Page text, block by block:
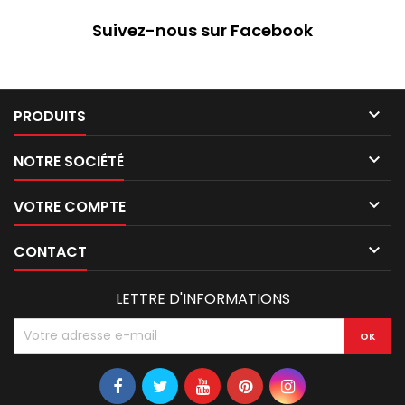
Suivez-nous sur Facebook
PRODUITS 
NOTRE SOCIÉTÉ 
VOTRE COMPTE 
CONTACT 
LETTRE D'INFORMATIONS